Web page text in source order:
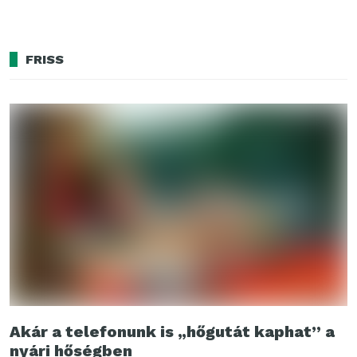
FRISS
Akár a telefonunk is „hőgutát kaphat” a
nyári hőségben